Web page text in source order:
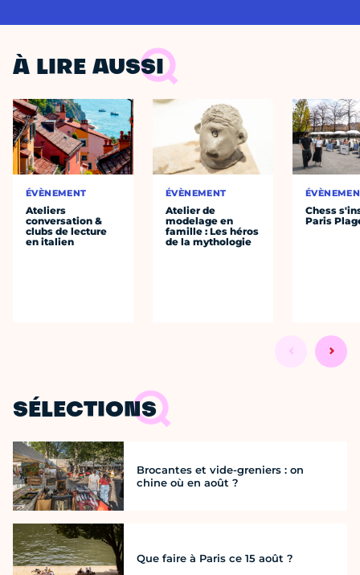
À LIRE AUSSI
ÉVÈNEMENT
Ateliers
conversation &
clubs de lecture
en italien
ÉVÈNEMENT
Atelier de
modelage en
famille : Les héros
de la mythologie
Chess
Paris
SÉLECTIONS
Brocantes et vide-greniers : on
chine où en août ?
Que faire à Paris ce 15 août ?